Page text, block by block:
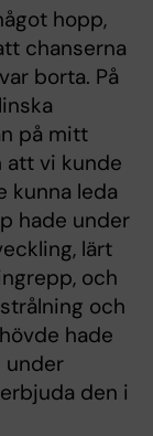
hopp,
chanserna
borta. På
på mitt
att vi kunde
kunna leda
hade under
lärt
och
och
hade
under
den i